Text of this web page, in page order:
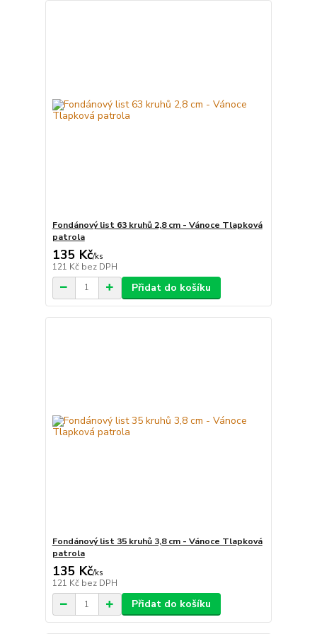
Fondánový list 63 kruhů 2,8 cm - Vánoce Tlapková
patrola
135 Kč/ks
121 Kč bez DPH
Přidat do košíku
Fondánový list 35 kruhů 3,8 cm - Vánoce Tlapková
patrola
135 Kč/ks
121 Kč bez DPH
Přidat do košíku